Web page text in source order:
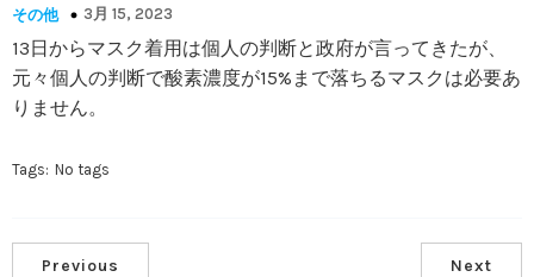
その他 3月 15, 2023
13日からマスク着用は個人の判断と政府が言ってきたが、
元々個人の判断で酸素濃度が15%まで落ちるマスクは必要あ
りません。
Tags: No tags
Previous Next